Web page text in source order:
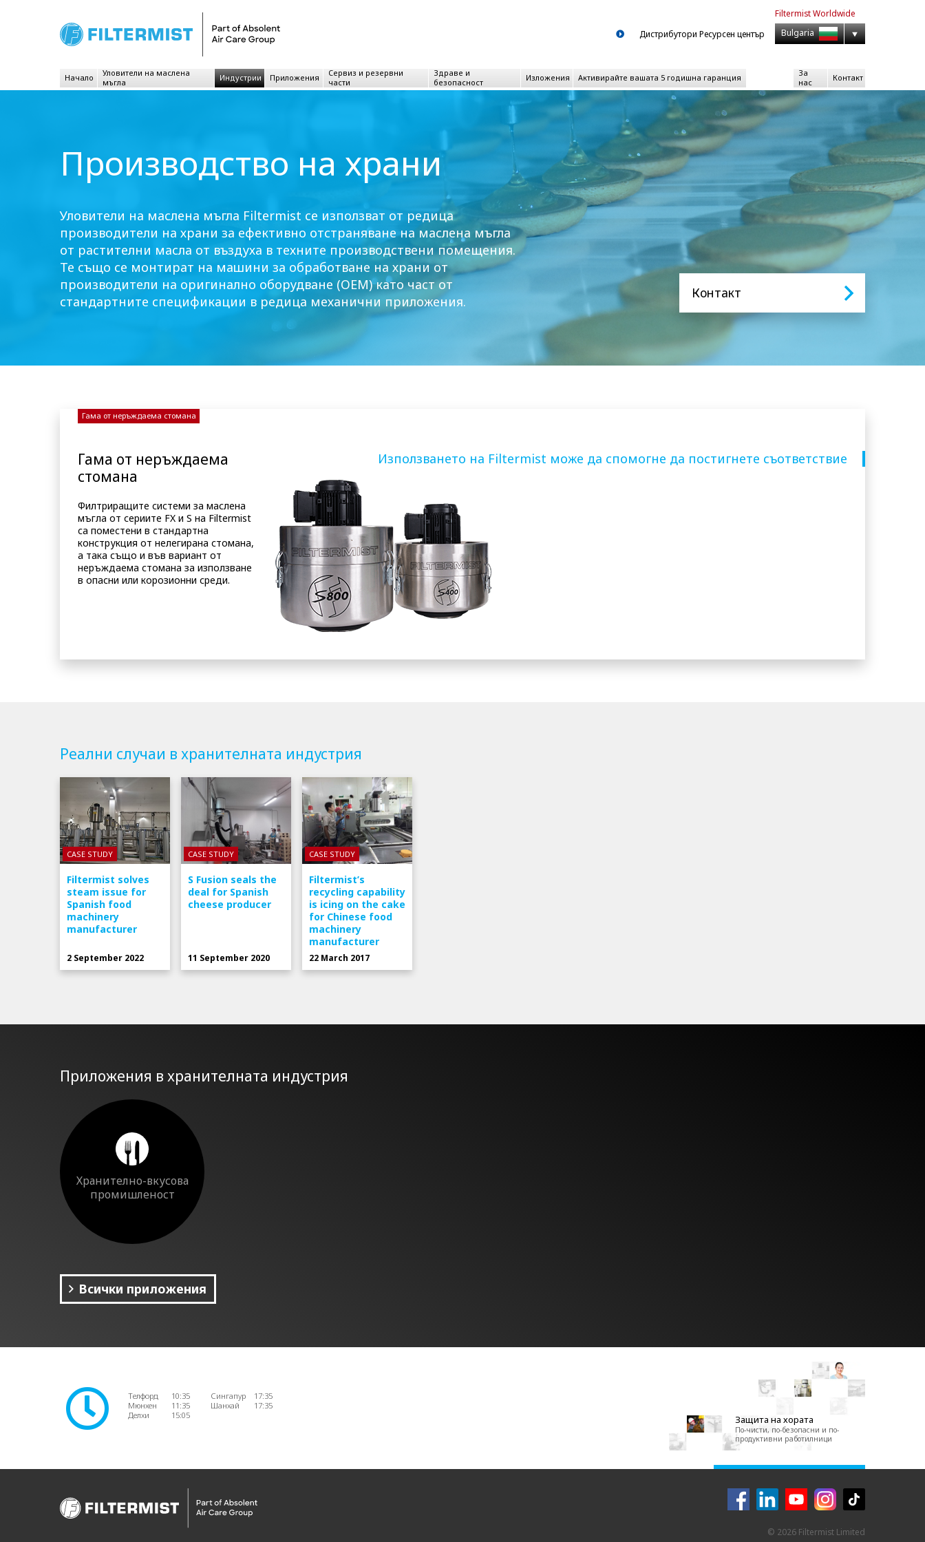
Дистрибутори Ресурсен център
FiltermistWorldwide
Bulgaria
Начало
Уловители на маслена
мъгла
Индустрии Приложения
Сервиз и резервни
части
Здраве и
безопасност
Изложения Активирайте вашата 5 годишна гаранция
За
нас
Контакт
Производство на храни
Уловители на маслена мъгла Filtermist се използват от редица
производители на храни за ефективно отстраняване на маслена мъгла
от растителни масла от въздуха в техните производствени помещения.
Те също се монтират на машини за обработване на храни от
производители на оригинално оборудване (ОЕМ) като част от
стандартните спецификации в редица механични приложения.
Контакт
Гама от неръждаема стомана
Гама от неръждаема
стомана
Филтриращите системи за маслена
мъгла от сериите FX и S на Filtermist
са поместени в стандартна
конструкция от нелегирана стомана,
а така също и във вариант от
неръждаема стомана за използване
в опасни или корозионни среди.
Използването на Filtermist може да спомогне да постигнете съответствие
Реални случаи в хранителната индустрия
CASE STUDY
Filtermist solves
steam issue for
Spanish food
machinery
manufacturer
2 September 2022
CASE STUDY
S Fusion seals the
deal for Spanish
cheese producer
11 September 2020
CASE STUDY
Filtermist’s
recycling capability
is icing on the cake
for Chinese food
machinery
manufacturer
22 March 2017
Приложения в хранителната индустрия
Хранително-вкусова
промишленост
Всички приложения
Телфорд
10:35
Мюнхен
11:35
Делхи
15:05
Сингапур
17:35
Шанхай
17:35
Защита на хората
По-чисти, по-безопасни и по-
продуктивни работилници
© 2026 Filtermist Limited